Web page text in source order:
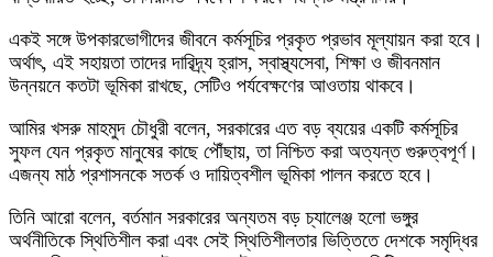
একই সঙ্গে উপকারভোগীদের জীবনে কর্মসূচির প্রকৃত প্রভাব মূল্যায়ন করা হবে।
অর্থাৎ, এই সহায়তা তাদের দারিদ্র্য হ্রাস, স্বাস্থ্যসেবা, শিক্ষা ও জীবনমান
উন্নয়নে কতটা ভূমিকা রাখছে, সেটিও পর্যবেক্ষণের আওতায় থাকবে।
আমির খসরু মাহমুদ চৌধুরী বলেন, সরকারের এত বড় ব্যয়ের একটি কর্মসূচির
সুফল যেন প্রকৃত মানুষের কাছে পৌঁছায়, তা নিশ্চিত করা অত্যন্ত গুরুত্বপূর্ণ।
এজন্য মাঠ প্রশাসনকে সতর্ক ও দায়িত্বশীল ভূমিকা পালন করতে হবে।
তিনি আরো বলেন, বর্তমান সরকারের অন্যতম বড় চ্যালেঞ্জ হলো ভঙ্গুর
অর্থনীতিকে স্থিতিশীল করা এবং সেই স্থিতিশীলতার ভিত্তিতে দেশকে সমৃদ্ধির